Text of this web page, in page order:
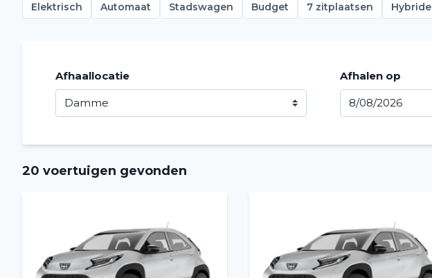
Elektrisch Automaat Stadswagen Budget 7 zitplaatsen Hybride
Afhaallocatie Afhalen op
20 voertuigen gevonden